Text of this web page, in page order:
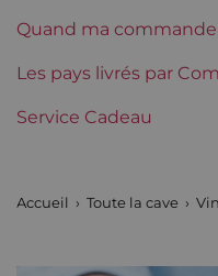
Région
Classement de
Châteaux de
Quand ma
Les pays livrés par
Service Cadeau
Accueil Toute la cave